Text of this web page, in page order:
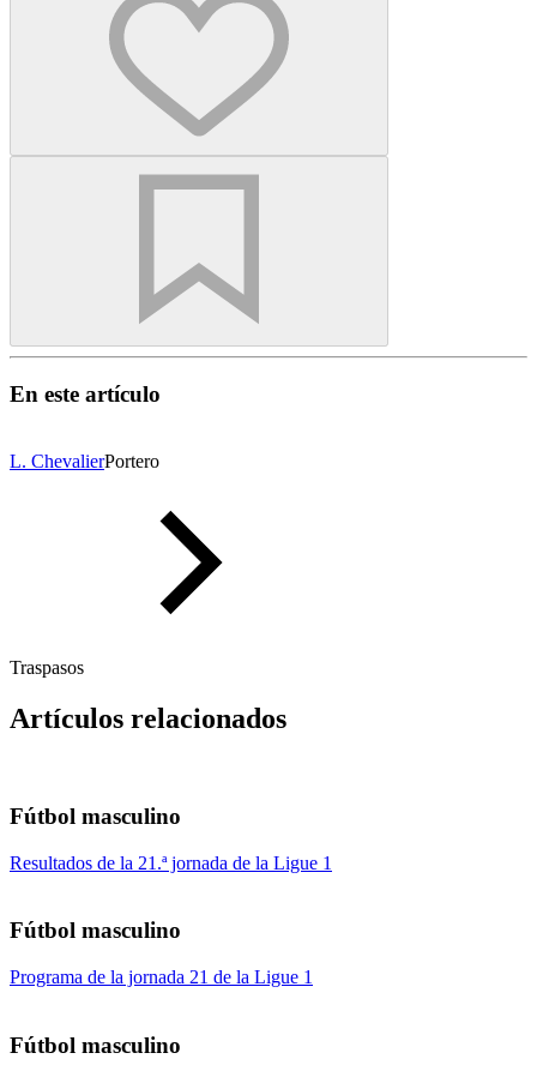
En este artículo
L. ChevalierPortero
Traspasos
Artículos relacionados
Fútbol masculino
Resultados de la 21.ª jornada de la Ligue 1
Fútbol masculino
Programa de la jornada 21 de la Ligue 1
Fútbol masculino